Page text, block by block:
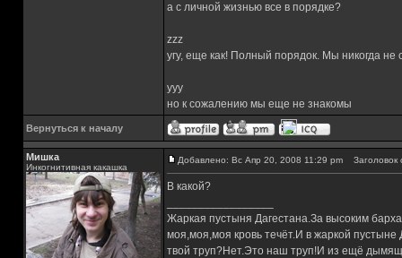
а с личной жизнью все в порядке?
zzz
угу, еще как! Полный порядок. Мы никогда
yyy
но к сожалению мы еще не знакомы
Вернуться к началу
Мишка
Инкогнитивная какашка
Добавлено: Вс Апр 20, 2008 11:29 pm Заголовок
В какой?
Жаркая пустыня Дагестана.За высоким
моя,моя,моя кровь течёт.И в жаркой
твой труп?Нет.Это наш труп!И из ещё